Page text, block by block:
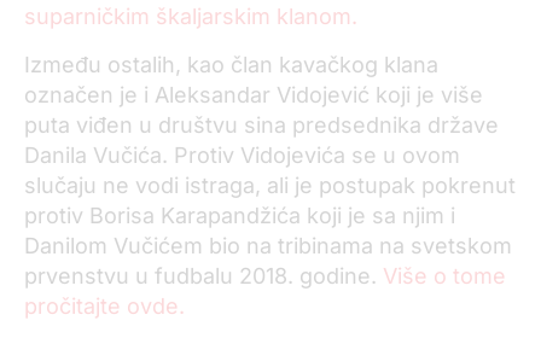
suparničkim škaljarskim klanom.
Između ostalih, kao član kavačkog klana
označen je i Aleksandar Vidojević koji je više
puta viđen u društvu sina predsednika države
Danila Vučića. Protiv Vidojevića se u ovom
slučaju ne vodi istraga, ali je postupak pokrenut
protiv Borisa Karapandžića koji je sa njim i
Danilom Vučićem bio na tribinama na svetskom
prvenstvu u fudbalu 2018. godine. Više o tome
pročitajte ovde.